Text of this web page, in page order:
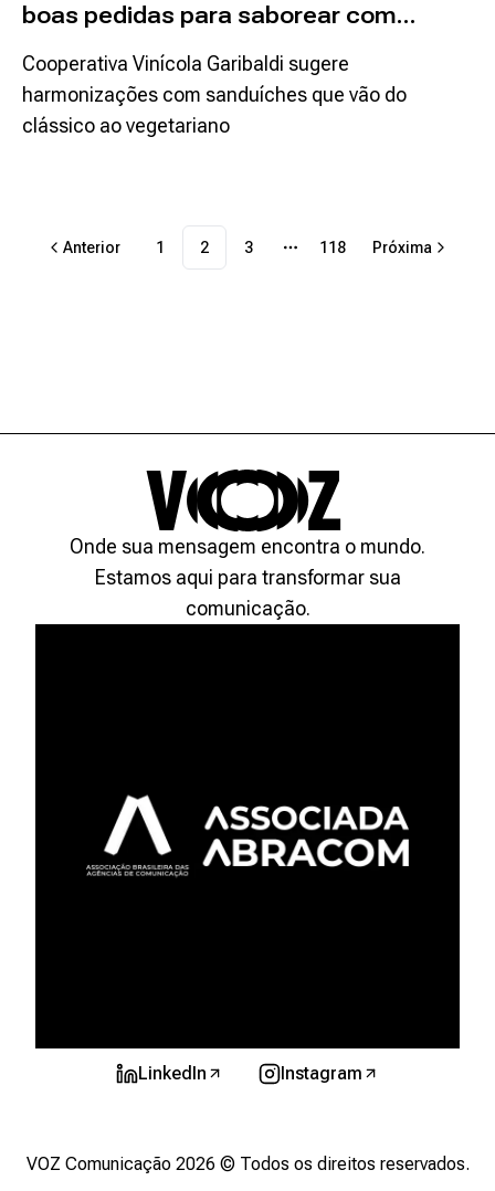
boas pedidas para saborear com
Cooperativa Vinícola Garibaldi sugere
harmonizações com sanduíches que vão do
clássico ao vegetariano
Anterior 1 2 3
More pages
118 Próxima
Onde sua mensagem encontra o mundo.
Estamos aqui para transformar sua
comunicação.
LinkedIn Instagram
VOZ Comunicação 2026 © Todos os direitos reservados.